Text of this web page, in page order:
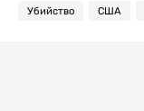
Убийство США